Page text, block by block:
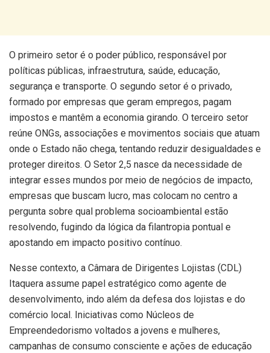
O primeiro setor é o poder público, responsável por
políticas públicas, infraestrutura, saúde, educação,
segurança e transporte. O segundo setor é o privado,
formado por empresas que geram empregos, pagam
impostos e mantêm a economia girando. O terceiro setor
reúne ONGs, associações e movimentos sociais que atuam
onde o Estado não chega, tentando reduzir desigualdades e
proteger direitos. O Setor 2,5 nasce da necessidade de
integrar esses mundos por meio de negócios de impacto,
empresas que buscam lucro, mas colocam no centro a
pergunta sobre qual problema socioambiental estão
resolvendo, fugindo da lógica da filantropia pontual e
apostando em impacto positivo contínuo.
Nesse contexto, a Câmara de Dirigentes Lojistas (CDL)
Itaquera assume papel estratégico como agente de
desenvolvimento, indo além da defesa dos lojistas e do
comércio local. Iniciativas como Núcleos de
Empreendedorismo voltados a jovens e mulheres,
campanhas de consumo consciente e ações de educação